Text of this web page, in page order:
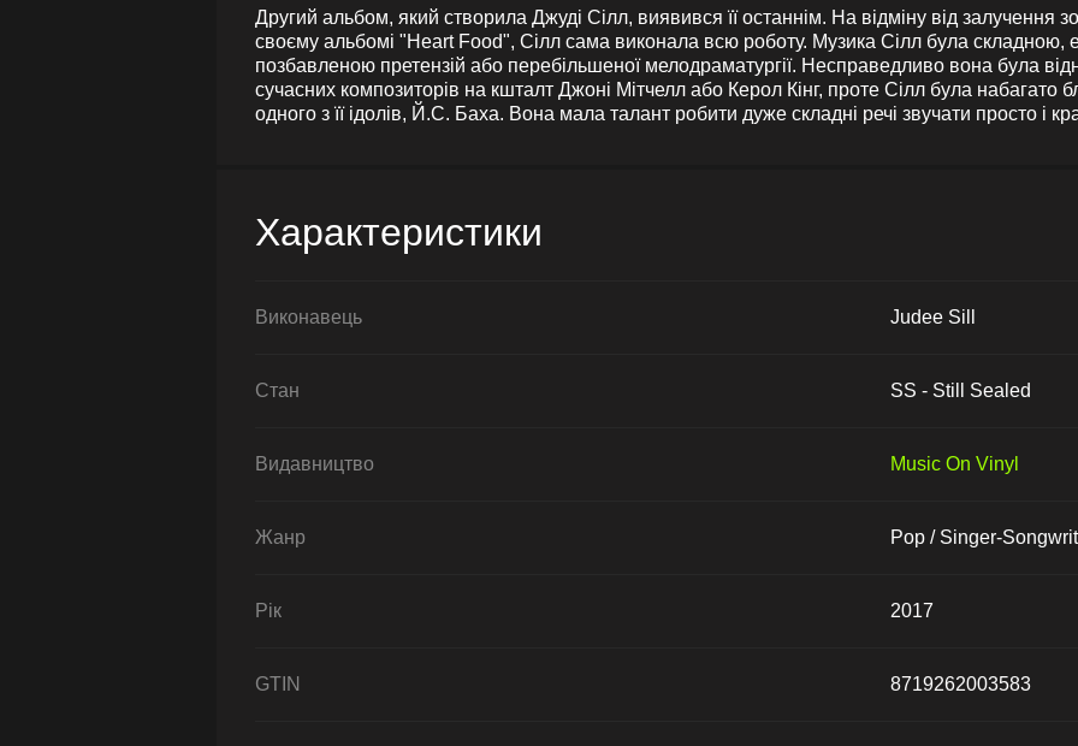
Другий альбом, який створила Джуді Сілл, виявився її останнім. На відміну від залучення
своєму альбомі "Heart Food", Сілл сама виконала всю роботу. Музика Сілл була
позбавленою претензій або перебільшеної мелодраматургії. Несправедливо вона була
сучасних композиторів на кшталт Джоні Мітчелл або Керол Кінг, проте Сілл була
одного з її ідолів, Й.С. Баха. Вона мала талант робити дуже складні речі звучати просто і
Характеристики
Виконавець Judee Sill
Стан SS - Still Sealed
Видавництво Music On Vinyl
Жанр Pop / Singer-
Рік 2017
GTIN 8719262003583